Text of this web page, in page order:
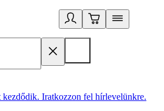
kezdődik. Iratkozzon fel hírlevelünkre.